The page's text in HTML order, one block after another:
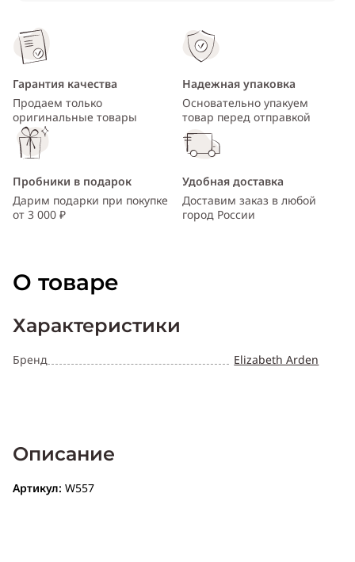
Гарантия качества
Продаем только
оригинальные товары
Надежная упаковка
Основательно упакуем
товар перед отправкой
Пробники в подарок
Дарим подарки при покупке
от 3 000 ₽
Удобная доставка
Доставим заказ в любой
город России
О товаре
Характеристики
Бренд Elizabeth Arden
Описание
Артикул: W557